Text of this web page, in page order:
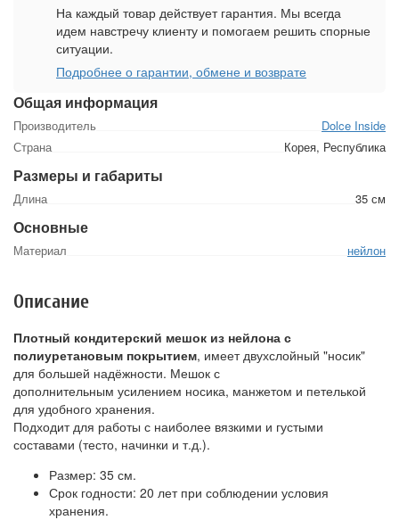
Общая информация
Производитель
Dolce Inside
Страна
Корея, Республика
Размеры и габариты
Длина 35 см
Основные
Материал нейлон
На каждый товар действует гарантия. Мы всегда
идем навстречу клиенту и помогаем решить спорные
ситуации.
Подробнее о гарантии, обмене и возврате
Описание
Плотный кондитерский мешок из нейлона с
полиуретановым покрытием, имеет двухслойный "носик"
для большей надёжности. Мешок с
дополнительным усилением носика, манжетом и петелькой
для удобного хранения.
Подходит для работы с наиболее вязкими и густыми
составами (тесто, начинки и т.д.).
Размер: 35 см.
Срок годности: 20 лет при соблюдении условия
хранения.